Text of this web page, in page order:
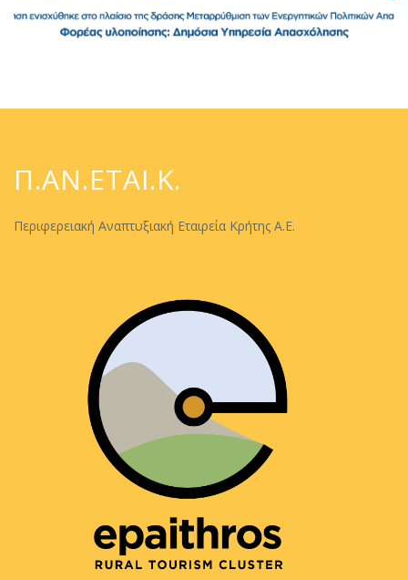
Π.ΑΝ.ΕΤΑΙ.Κ.
Περιφερειακή Αναπτυξιακή Εταιρεία Κρήτης Α.Ε.